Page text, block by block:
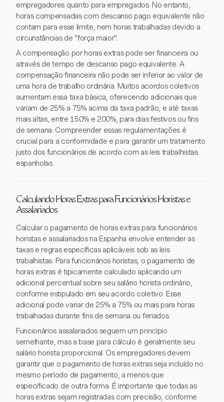
empregadores quanto para empregados. No entanto,
horas compensadas com descanso pago equivalente não
contam para esse limite, nem horas trabalhadas devido a
circunstâncias de "força maior".
A compensação por horas extras pode ser financeira ou
através de tempo de descanso pago equivalente. A
compensação financeira não pode ser inferior ao valor de
uma hora de trabalho ordinária. Muitos acordos coletivos
aumentam essa taxa básica, oferecendo adicionais que
variam de 25% a 75% acima da taxa padrão, e até taxas
mais altas, entre 150% e 200%, para dias festivos ou fins
de semana. Compreender essas regulamentações é
crucial para a conformidade e para garantir um tratamento
justo dos funcionários de acordo com as leis trabalhistas
espanholas.
Calculando Horas Extras para Funcionários Horistas e
Assalariados
Calcular o pagamento de horas extras para funcionários
horistas e assalariados na Espanha envolve entender as
taxas e regras específicas aplicáveis sob as leis
trabalhistas. Para funcionários horistas, o pagamento de
horas extras é tipicamente calculado aplicando um
adicional percentual sobre seu salário horista ordinário,
conforme estipulado em seu acordo coletivo. Esse
adicional pode variar de 25% a 75% ou mais para horas
trabalhadas durante fins de semana ou feriados.
Funcionários assalariados seguem um princípio
semelhante, mas a base para cálculo é geralmente seu
salário horista proporcional. Os empregadores devem
garantir que o pagamento de horas extras seja incluído no
mesmo período de pagamento, a menos que
especificado de outra forma. É importante que todas as
horas extras sejam registradas com precisão, conforme